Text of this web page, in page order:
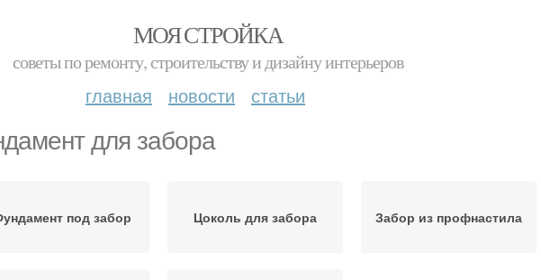
МОЯ СТРОЙКА
советы по ремонту, строительству и дизайну интерьеров
главная новости статьи
для забора
под забор Цоколь для забора Забор из профнастила